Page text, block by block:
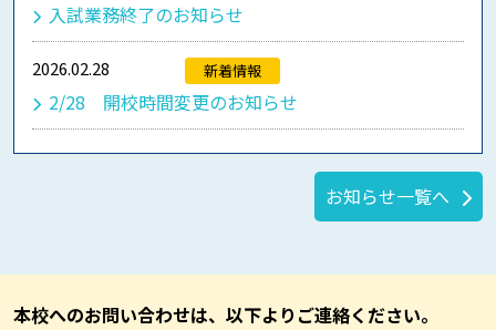
入試業務終了のお知らせ
2026.02.28 新着情報
2/28 開校時間変更のお知らせ
お知らせ一覧へ
本校へのお問い合わせは、以下よりご連絡ください。